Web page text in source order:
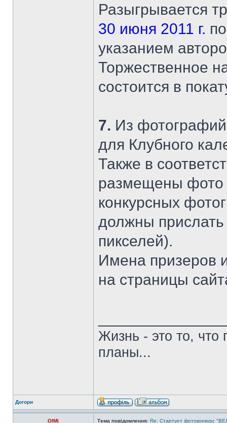
Разыгрывается
30 июня 2011 г.
указанием
Торжественное
состоится в
7. Из
для Клубного
Также в
размещены фото
конкурсных
должны
пикселей).
Имена призеров
на страницы
Жизнь - это то,
планы...
Догори
OlMi Тема повідомлення: Re: Стартует фотоконкурс